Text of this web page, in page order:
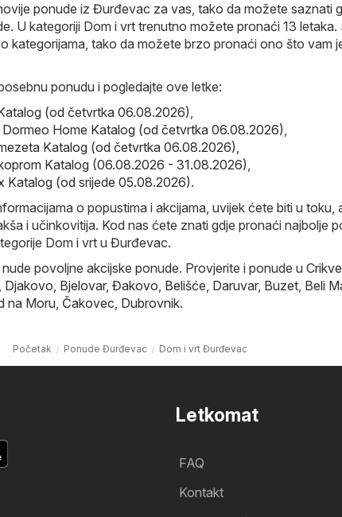
ponude iz Đurđevac za vas, tako da možete saznati
U kategoriji Dom i vrt trenutno možete pronaći 13 letaka.
kategorijama, tako da možete brzo pronaći ono što vam
ponudu i pogledajte ove letke:
(od četvrtka 06.08.2026),
Home Katalog (od četvrtka 06.08.2026),
Katalog (od četvrtka 06.08.2026),
Katalog (06.08.2026 - 31.08.2026),
Katalog (od srijede 05.08.2026).
o popustima i akcijama, uvijek ćete biti u toku,
i učinkovitija. Kod nas ćete znati gdje pronaći najbolje
Dom i vrt u Đurđevac.
povoljne akcijske ponude. Provjerite i ponude u
, Djakovo, Bjelovar, Đakovo, Belišće, Daruvar, Buzet, Beli
na Moru, Čakovec, Dubrovnik.
Početak Ponude Đurđevac Dom i vrt Đurđevac
Letkomat
FAQ
Kontakt